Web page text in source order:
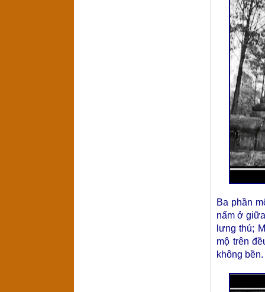
Ba phần
nấm ở
lưng thú;
mộ trên
không bền.